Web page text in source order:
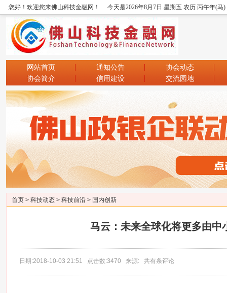
您好！欢迎您来佛山科技金融网！ 今天是2026年8月7日 星期五 农历 丙午年(马
网站首页 通知公告
协会动态
协会简介
信用建设 交流园地
首页 > 科技动态 > 科技前沿 > 国内创新
马云：未来全球化将更多由中
日期:2018-10-03 21:51 点击数:3470 来源: 共有条评论